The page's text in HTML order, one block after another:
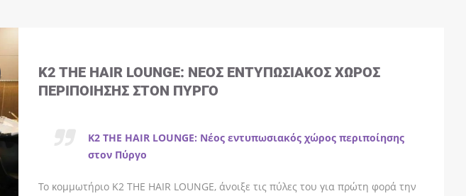
K2 THE HAIR LOUNGE: ΝΈΟΣ ΕΝΤΥΠΩΣΙΑΚΌΣ ΧΏΡΟΣ
ΠΕΡΙΠΟΊΗΣΗΣ ΣΤΟΝ ΠΎΡΓΟ
K2 THE HAIR LOUNGE: Νέος εντυπωσιακός χώρος περιποίησης
στον Πύργο
Το κομμωτήριο K2 THE HAIR LOUNGE, άνοιξε τις πύλες του για πρώτη φορά την